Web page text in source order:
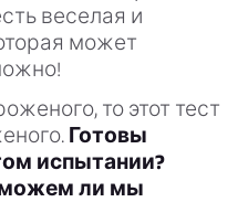
веселая и
может
то этот тест
Готовы
испытании?
ли мы